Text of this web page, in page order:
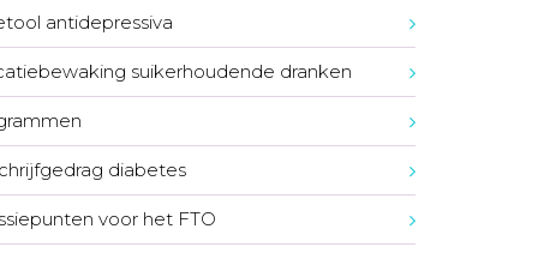
antidepressiva
suikerhoudende dranken
diabetes
voor het FTO